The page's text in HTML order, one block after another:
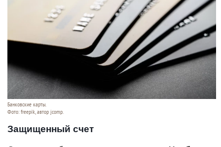
Банковские карты.
Фото: freepik, автор jcomp.
Защищенный счет